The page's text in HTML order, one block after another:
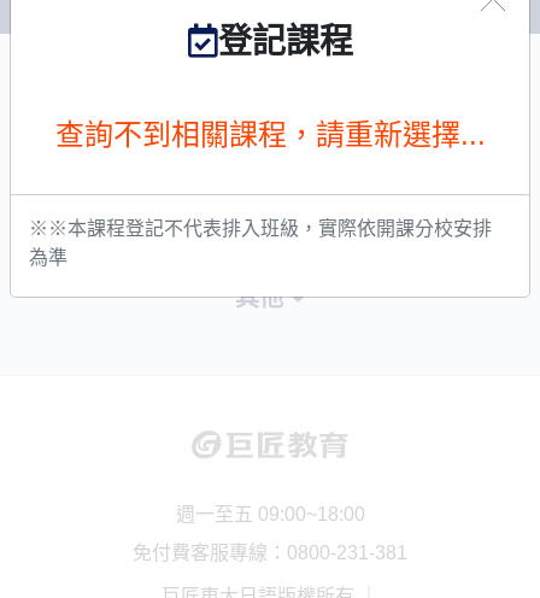
社群
其他
週一至五 09:00~18:00
免付費客服專線：0800-231-381